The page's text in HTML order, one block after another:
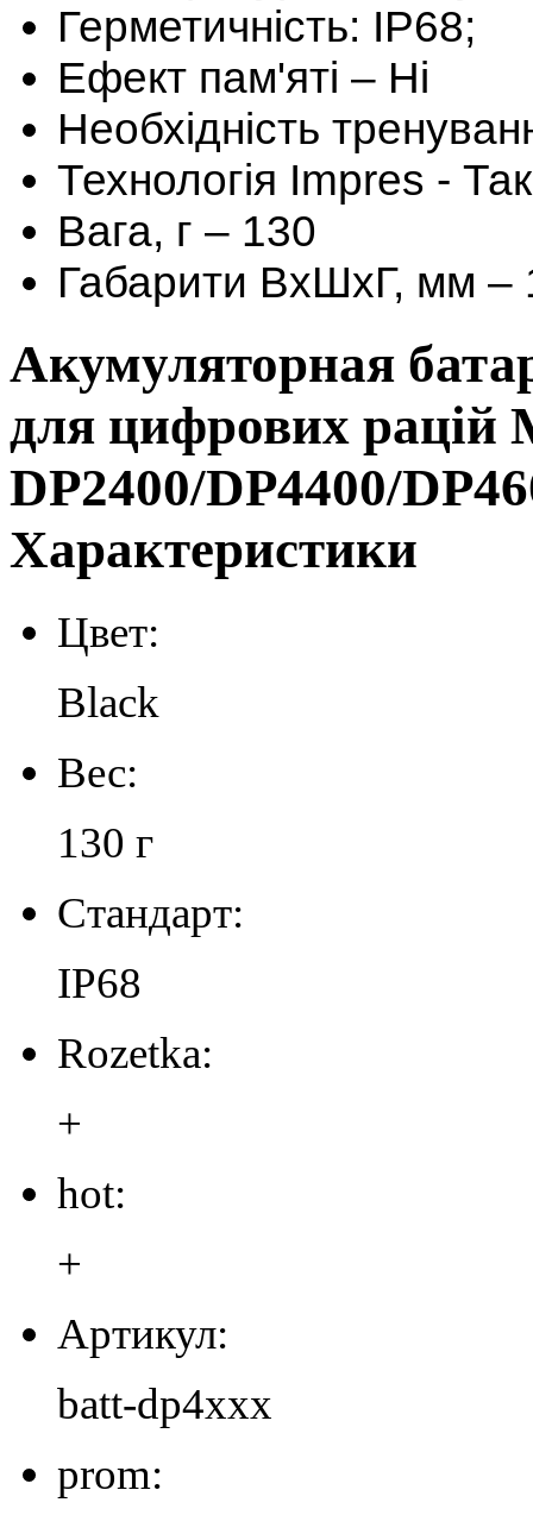
Герметичність: IP68;
Ефект пам'яті – Ні
Необхідність
Технологія Impres - Так
Вага, г – 130
Габарити ВхШхГ, мм –
Акумуляторная
для цифрових рацій
DP2400/DP4400/
Характеристики
Цвет:
Black
Вес:
130 г
Стандарт:
IP68
Rozetka:
+
hot:
+
Артикул:
batt-dp4xxx
prom: